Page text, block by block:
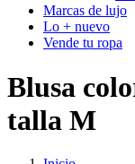
Marcas de lujo
Lo + nuevo
Vende tu ropa
Blusa
talla M